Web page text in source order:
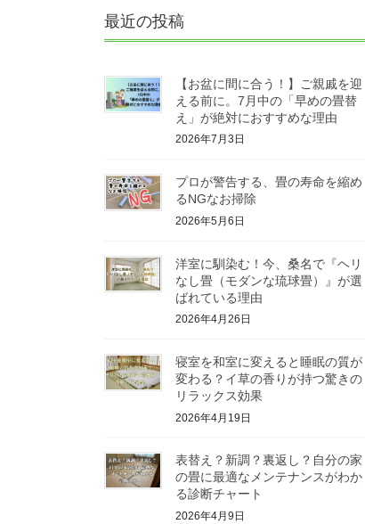
最近の投稿
【お盆に間に合う！】ご親戚を迎
える前に。7月中の「早めの畳替
え」が絶対におすすめな理由
2026年7月3日
プロが警告する、畳の寿命を縮め
るNGなお掃除
2026年5月6日
洋室に馴染む！今、桑名で『ヘリ
なし畳（モダンな琉球畳）』が選
ばれている理由
2026年4月26日
寝室を和室に変えると睡眠の質が
変わる？イ草の香りが持つ驚きの
リラックス効果
2026年4月19日
表替え？新調？裏返し？自分の家
の畳に最適なメンテナンスがわか
る診断チャート
2026年4月9日